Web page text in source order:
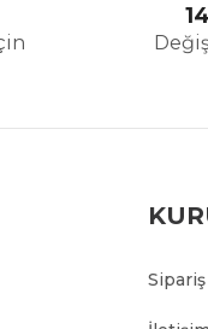
konfor ve kaliteyi bir